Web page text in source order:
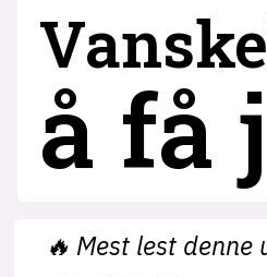
å få
🔥 Mest lest denne